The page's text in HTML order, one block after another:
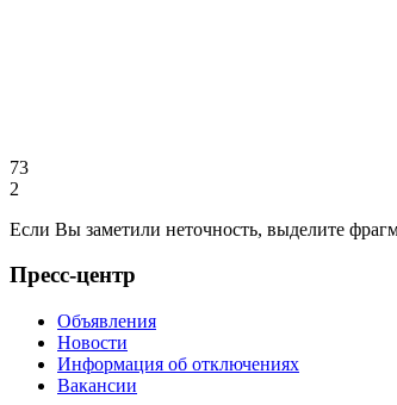
73
2
Если Вы заметили неточность, выделите
Пресс-центр
Объявления
Новости
Информация об отключениях
Вакансии